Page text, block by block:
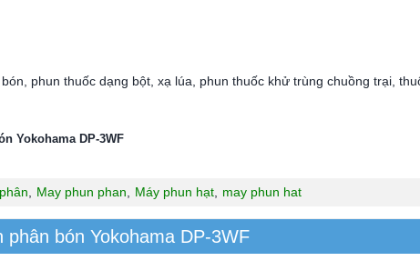
phun thuốc dạng bột, xạ lúa, phun thuốc khử trùng chuồng trại,
Yokohama DP-3WF
May phun phan Máy phun hạt may phun hat
bón Yokohama DP-3WF